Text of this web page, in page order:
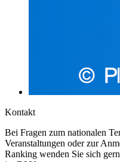
Kontakt
Bei Fragen zum nationalen
Veranstaltungen oder zur
Ranking wenden Sie sich